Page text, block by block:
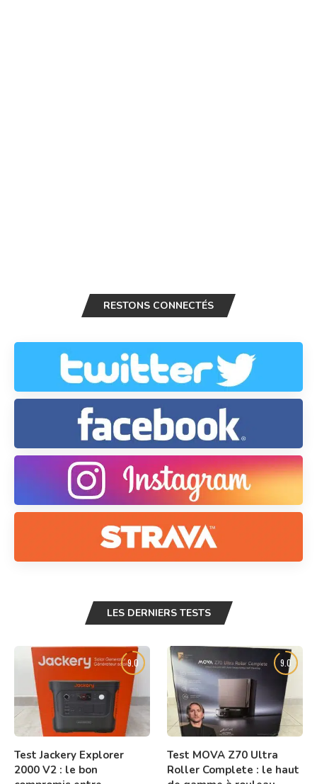
RESTONS CONNECTÉS
LES DERNIERS TESTS
9.0
Test Jackery Explorer
2000 V2 : le bon
9.0
Test MOVA Z70 Ultra
Roller Complete : le haut